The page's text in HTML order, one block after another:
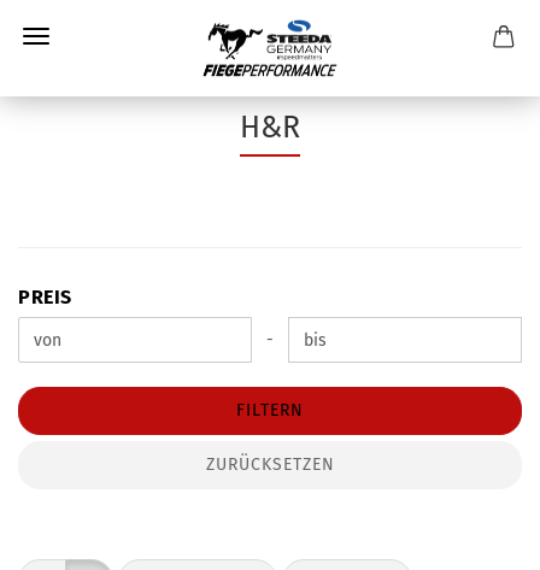
H&R
PREIS
PREIS
Preis bis -
FILTERN
ZURÜCKSETZEN